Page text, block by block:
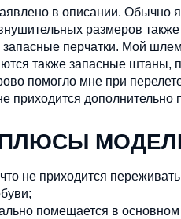
в описании. Обычно
размеров
запасные перчатки. Мой
также запасные штаны,
помогло мне при
приходится дополнительно
МОДЕЛИ
не приходится
помещается в основном